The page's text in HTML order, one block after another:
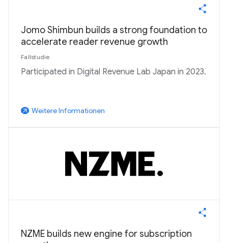
Jomo Shimbun builds a strong foundation to
accelerate reader revenue growth
Fallstudie
Participated in Digital Revenue Lab Japan in 2023.
arrow_outward Weitere Informationen
NZME builds new engine for subscription